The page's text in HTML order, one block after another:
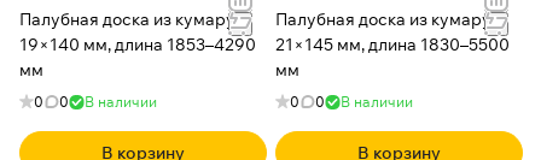
Палубная доска из кумару
19×140 мм, длина 1853–4290
мм
0 0 В наличии
В корзину
Палубная доска из кумару
21×145 мм, длина 1830–5500
мм
0 0 В наличии
В корзину